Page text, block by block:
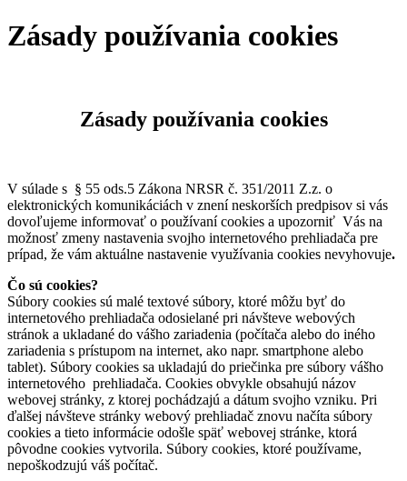
Zásady používania cookies
Zásady používania cookies
V súlade s § 55 ods.5 Zákona NRSR č. 351/2011 Z.z. o
elektronických komunikáciách v znení neskorších predpisov si vás
dovoľujeme informovať o používaní cookies a upozorniť Vás na
možnosť zmeny nastavenia svojho internetového prehliadača pre
prípad, že vám aktuálne nastavenie využívania cookies nevyhovuje.
Čo sú cookies?
Súbory cookies sú malé textové súbory, ktoré môžu byť do
internetového prehliadača odosielané pri návšteve webových
stránok a ukladané do vášho zariadenia (počítača alebo do iného
zariadenia s prístupom na internet, ako napr. smartphone alebo
tablet). Súbory cookies sa ukladajú do priečinka pre súbory vášho
internetového prehliadača. Cookies obvykle obsahujú názov
webovej stránky, z ktorej pochádzajú a dátum svojho vzniku. Pri
ďalšej návšteve stránky webový prehliadač znovu načíta súbory
cookies a tieto informácie odošle späť webovej stránke, ktorá
pôvodne cookies vytvorila. Súbory cookies, ktoré používame,
nepoškodzujú váš počítač.